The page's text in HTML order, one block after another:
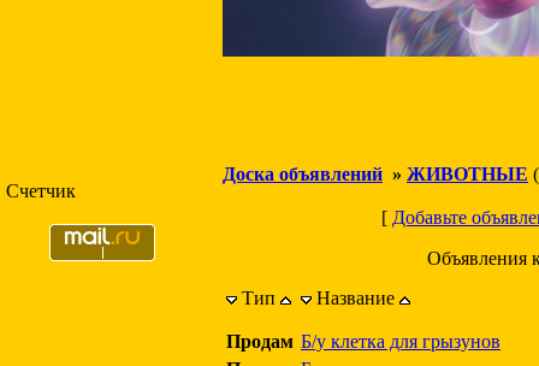
Счетчик
Доска объявлений » ЖИВОТНЫЕ
[ Добавьте
Объявления
Тип
Название
Продам Б/у клетка для грызунов